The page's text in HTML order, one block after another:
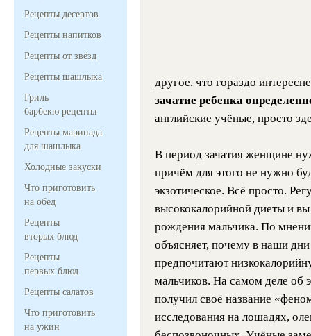
Рецепты десертов
Рецепты напитков
Рецепты от звёзд
Рецепты шашлыка
Гриль
барбекю рецепты
Рецепты маринада
для шашлыка
Холодные закуски
Что приготовить
на обед
Рецепты
вторых блюд
Рецепты
первых блюд
Рецепты салатов
Что приготовить
на ужин
другое, что гораздо
зачатие ребенка
английские учёные, просто
В период зачатия женщине
причём для этого не нужно
экзотическое. Всё просто.
высококалорийной диеты и
рождения мальчика. По
объясняет, почему в наши
предпочитают
мальчиков. На самом деле об
получил своё название
исследования на лошадях,